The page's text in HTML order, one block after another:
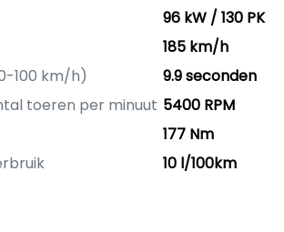
96 kW / 130 PK
185 km/h
100 km/h)
9.9 seconden
toeren per minuut 5400 RPM
177 Nm
10 l/100km